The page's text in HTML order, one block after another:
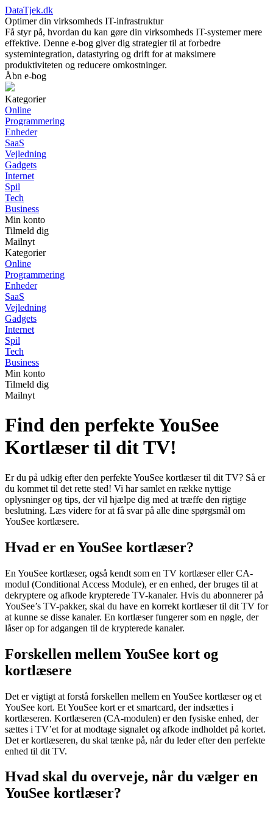
DataTjek.dk
Optimer din virksomheds IT-infrastruktur
Få styr på, hvordan du kan gøre din virksomheds IT-systemer mere
effektive. Denne e-bog giver dig strategier til at forbedre
systemintegration, datastyring og drift for at maksimere
produktiviteten og reducere omkostninger.
Åbn e-bog
Kategorier
Online
Programmering
Enheder
SaaS
Vejledning
Gadgets
Internet
Spil
Tech
Business
Min konto
Tilmeld dig
Mailnyt
Kategorier
Online
Programmering
Enheder
SaaS
Vejledning
Gadgets
Internet
Spil
Tech
Business
Min konto
Tilmeld dig
Mailnyt
Find den perfekte YouSee
Kortlæser til dit TV!
Er du på udkig efter den perfekte YouSee kortlæser til dit TV? Så er
du kommet til det rette sted! Vi har samlet en række nyttige
oplysninger og tips, der vil hjælpe dig med at træffe den rigtige
beslutning. Læs videre for at få svar på alle dine spørgsmål om
YouSee kortlæsere.
Hvad er en YouSee kortlæser?
En YouSee kortlæser, også kendt som en TV kortlæser eller CA-
modul (Conditional Access Module), er en enhed, der bruges til at
dekryptere og afkode krypterede TV-kanaler. Hvis du abonnerer på
YouSee’s TV-pakker, skal du have en korrekt kortlæser til dit TV for
at kunne se disse kanaler. En kortlæser fungerer som en nøgle, der
låser op for adgangen til de krypterede kanaler.
Forskellen mellem YouSee kort og
kortlæsere
Det er vigtigt at forstå forskellen mellem en YouSee kortlæser og et
YouSee kort. Et YouSee kort er et smartcard, der indsættes i
kortlæseren. Kortlæseren (CA-modulen) er den fysiske enhed, der
sættes i TV’et for at modtage signalet og afkode indholdet på kortet.
Det er kortlæseren, du skal tænke på, når du leder efter den perfekte
enhed til dit TV.
Hvad skal du overveje, når du vælger en
YouSee kortlæser?